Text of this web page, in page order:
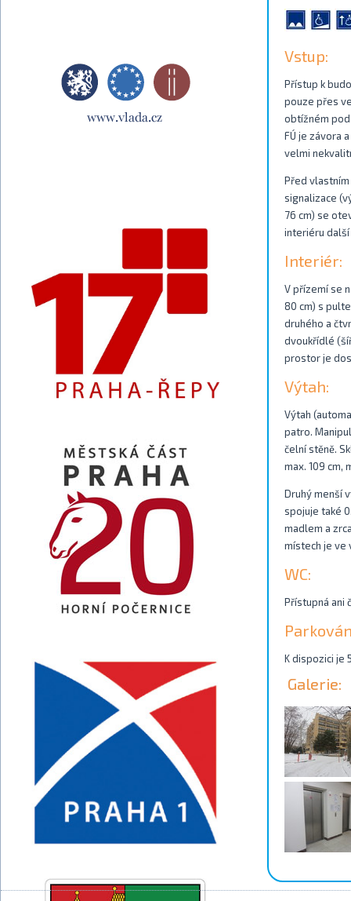
Vstup:
Přístup k
pouze přes
obtížném
FÚ je závora
velmi
Před vlastním
signalizace
76 cm) se
interiéru
Interiér:
V přízemí se
80 cm) s
druhého a
dvoukřídlé
prostor je
Výtah:
Výtah
patro.
čelní stěně.
max. 109 cm,
Druhý menší
spojuje také
madlem a
místech je ve
WC:
Přístupná ani
K dispozici je
Galerie: